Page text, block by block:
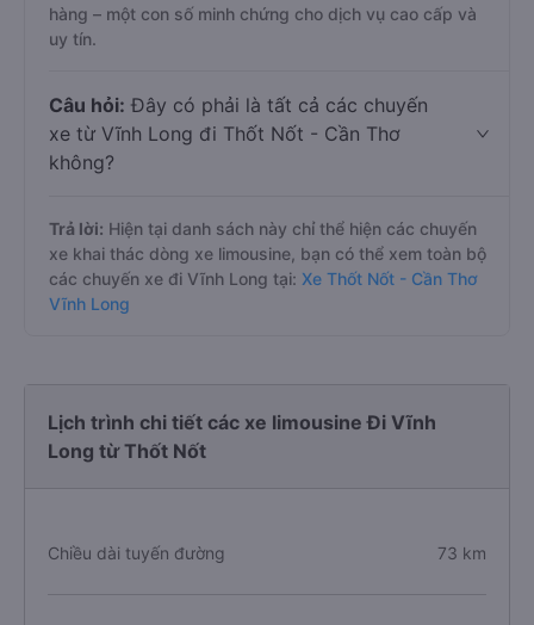
hàng – một con số minh chứng cho dịch vụ cao cấp và
uy tín.
Câu hỏi: Đây có phải là tất cả các chuyến
xe từ Vĩnh Long đi Thốt Nốt - Cần Thơ
không?
Trả lời: Hiện tại danh sách này chỉ thể hiện các chuyến
xe khai thác dòng xe limousine, bạn có thể xem toàn bộ
các chuyến xe đi Vĩnh Long tại: Xe Thốt Nốt - Cần Thơ
Vĩnh Long
Lịch trình chi tiết các xe limousine Đi Vĩnh
Long từ Thốt Nốt
Chiều dài tuyến đường 73 km